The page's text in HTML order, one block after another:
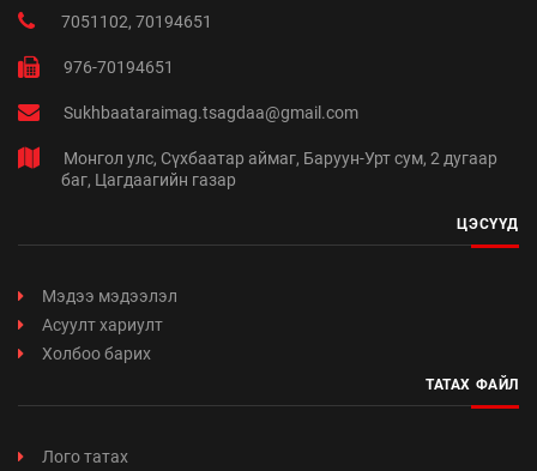
7051102, 70194651
976-70194651
Sukhbaataraimag.tsagdaa@gmail.com
Монгол улс, Сүхбаатар аймаг, Баруун-Урт сум, 2 дугаар
баг, Цагдаагийн газар
ЦЭСҮҮД
Мэдээ мэдээлэл
Асуулт хариулт
Холбоо барих
ТАТАХ ФАЙЛ
Лого татах